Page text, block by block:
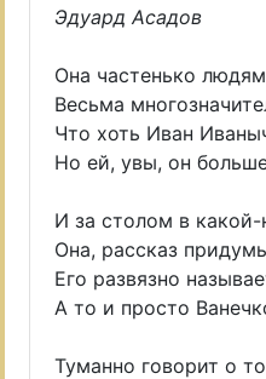
Эдуард Асадов
Она частенько
Весьма
Что хоть Иван
Но ей, увы, он
И за столом в
Она, рассказ
Его развязно
А то и просто
Туманно говорит о